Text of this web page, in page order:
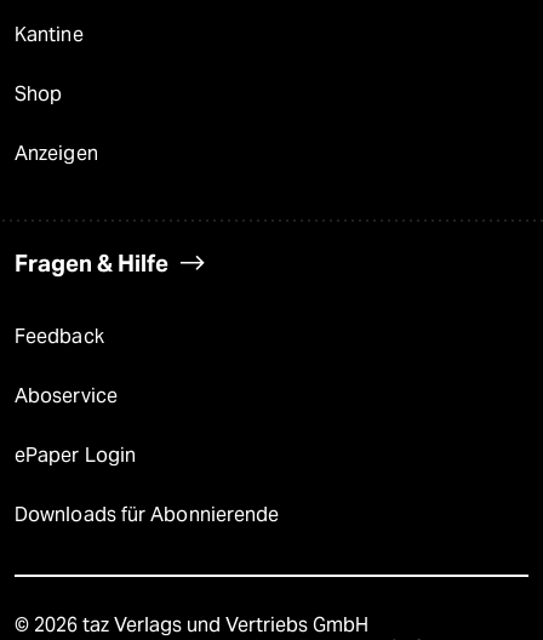
Kantine
Shop
Anzeigen
Fragen & Hilfe
Feedback
Aboservice
ePaper Login
Downloads für Abonnierende
© 2026 taz Verlags und Vertriebs GmbH